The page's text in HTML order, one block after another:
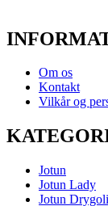
Om os
Kontakt
Vilkår og
Jotun
Jotun Lady
Jotun